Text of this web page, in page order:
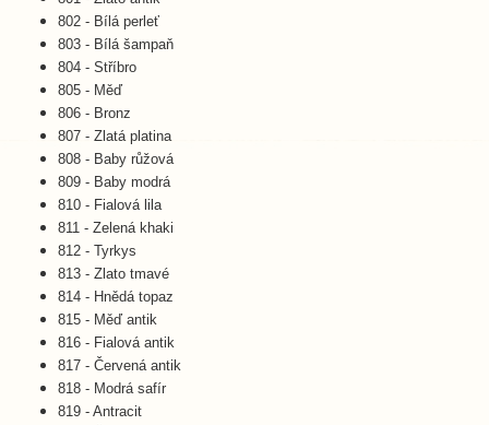
802 - Bílá perleť
803 - Bílá šampaň
804 - Stříbro
805 - Měď
806 - Bronz
807 - Zlatá platina
808 - Baby růžová
809 - Baby modrá
810 - Fialová lila
811 - Zelená khaki
812 - Tyrkys
813 - Zlato tmavé
814 - Hnědá topaz
815 - Měď antik
816 - Fialová antik
817 - Červená antik
818 - Modrá safír
819 - Antracit